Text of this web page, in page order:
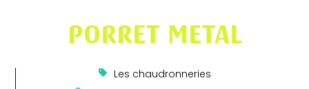
PORRET METAL
Les chaudronneries